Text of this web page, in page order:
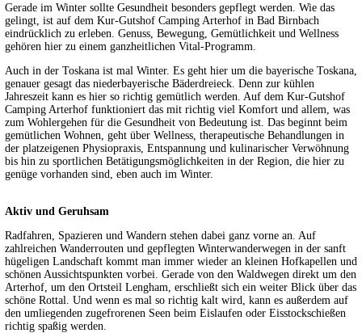
Gerade im Winter sollte Gesundheit besonders gepflegt werden. Wie das
gelingt, ist auf dem Kur-Gutshof Camping Arterhof in Bad Birnbach
eindrücklich zu erleben. Genuss, Bewegung, Gemütlichkeit und Wellness
gehören hier zu einem ganzheitlichen Vital-Programm.
Auch in der Toskana ist mal Winter. Es geht hier um die bayerische Toskana,
genauer gesagt das niederbayerische Bäderdreieck. Denn zur kühlen
Jahreszeit kann es hier so richtig gemütlich werden. Auf dem Kur-Gutshof
Camping Arterhof funktioniert das mit richtig viel Komfort und allem, was
zum Wohlergehen für die Gesundheit von Bedeutung ist. Das beginnt beim
gemütlichen Wohnen, geht über Wellness, therapeutische Behandlungen in
der platzeigenen Physiopraxis, Entspannung und kulinarischer Verwöhnung
bis hin zu sportlichen Betätigungsmöglichkeiten in der Region, die hier zu
genüge vorhanden sind, eben auch im Winter.
Aktiv und Geruhsam
Radfahren, Spazieren und Wandern stehen dabei ganz vorne an. Auf
zahlreichen Wanderrouten und gepflegten Winterwanderwegen in der sanft
hügeligen Landschaft kommt man immer wieder an kleinen Hofkapellen und
schönen Aussichtspunkten vorbei. Gerade von den Waldwegen direkt um den
Arterhof, um den Ortsteil Lengham, erschließt sich ein weiter Blick über das
schöne Rottal. Und wenn es mal so richtig kalt wird, kann es außerdem auf
den umliegenden zugefrorenen Seen beim Eislaufen oder Eisstockschießen
richtig spaßig werden.